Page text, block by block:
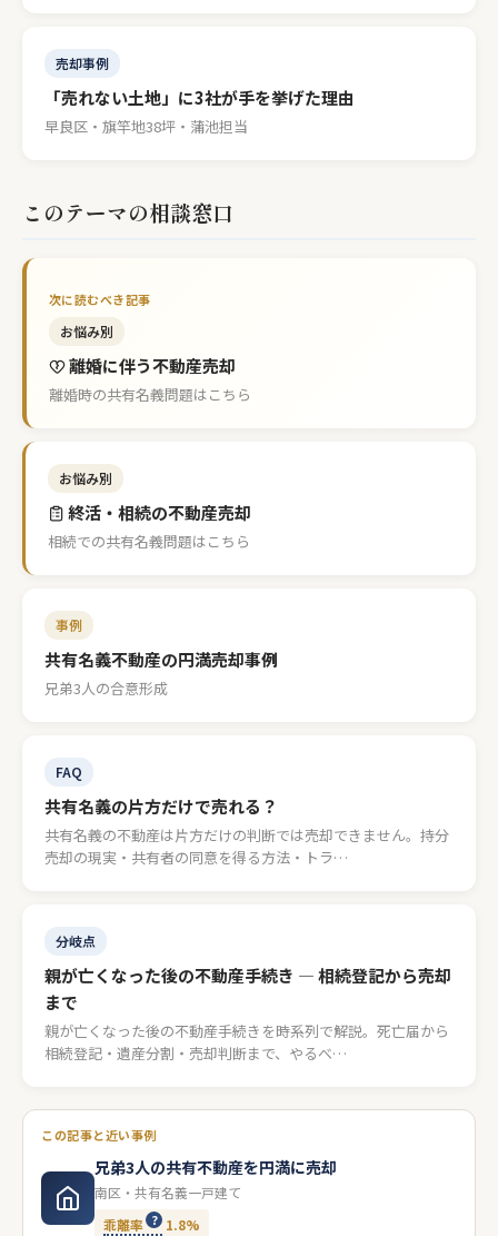
売却事例
「売れない土地」に3社が手を挙げた理由
早良区・旗竿地38坪・蒲池担当
このテーマの相談窓口
お悩み別
離婚に伴う不動産売却
離婚時の共有名義問題はこちら
お悩み別
終活・相続の不動産売却
相続での共有名義問題はこちら
事例
共有名義不動産の円満売却事例
兄弟3人の合意形成
FAQ
共有名義の片方だけで売れる？
共有名義の不動産は片方だけの判断では売却できません。持分
売却の現実・共有者の同意を得る方法・トラ…
分岐点
親が亡くなった後の不動産手続き — 相続登記から売却
まで
親が亡くなった後の不動産手続きを時系列で解説。死亡届から
相続登記・遺産分割・売却判断まで、やるべ…
この記事と近い事例
兄弟3人の共有不動産を円満に売却
南区・共有名義一戸建て
乖離率
1.8%